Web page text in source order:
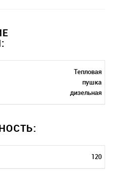
Тепловая
пушка
дизельная
120